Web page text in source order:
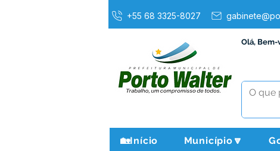
+55 68 3325-8027
Olá,
🏡Início Município🔽